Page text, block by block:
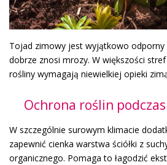
Tojad zimowy jest wyjątkowo odporny
dobrze znosi mrozy. W większości
rośliny wymagają niewielkiej opieki
Ochrona roślin
W szczególnie surowym klimacie
zapewnić cienka warstwa ściółki z
organicznego. Pomaga to łagodzić